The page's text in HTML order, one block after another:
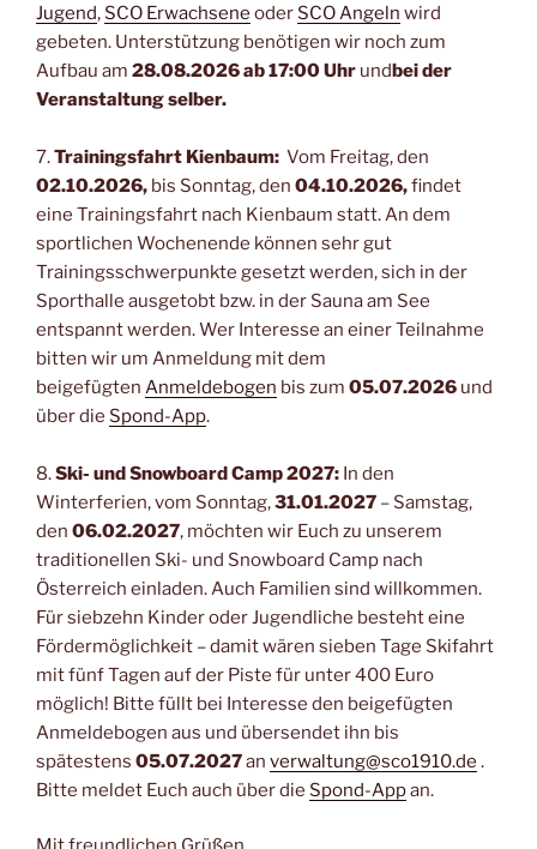
Jugend, SCO Erwachsene oder SCO Angeln wird
gebeten. Unterstützung benötigen wir noch zum
Aufbau am 28.08.2026ab 17:00 Uhr undbei der
Veranstaltung selber.
7.Trainingsfahrt Kienbaum: Vom Freitag, den
02.10.2026, bis Sonntag, den 04.10.2026,findet
eine Trainingsfahrt nach Kienbaum statt. An dem
sportlichen Wochenende können sehr gut
Trainingsschwerpunkte gesetzt werden, sich in der
Sporthalle ausgetobt bzw. in der Sauna am See
entspannt werden. Wer Interesse an einer Teilnahme
bitten wir um Anmeldung mit dem
beigefügten Anmeldebogen bis zum 05.07.2026 und
über die Spond-App.
8.Ski- und Snowboard Camp 2027: In den
Winterferien, vom Sonntag,31.01.2027 – Samstag,
den 06.02.2027, möchten wir Euch zu unserem
traditionellen Ski- und Snowboard Camp nach
Österreich einladen. Auch Familien sind willkommen.
Für siebzehn Kinder oder Jugendliche besteht eine
Fördermöglichkeit – damit wären sieben Tage Skifahrt
mit fünf Tagen auf der Piste für unter 400 Euro
möglich! Bitte füllt bei Interesse den beigefügten
Anmeldebogen aus und übersendet ihn bis
spätestens 05.07.2027an verwaltung@sco1910.de .
Bitte meldet Euch auch über die Spond-Appan.